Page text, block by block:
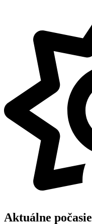
Aktuálne počasie